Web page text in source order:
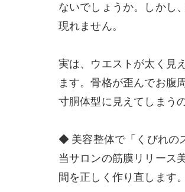
ないでしょうか。しかし
現れません。
実は、ウエストが太く見
ます。骨格が歪んでお腹
寸胴体型に見えてしまう
◆ 美容整体で「くびれの
当サロンの筋膜リリース
間を正しく作り直します。